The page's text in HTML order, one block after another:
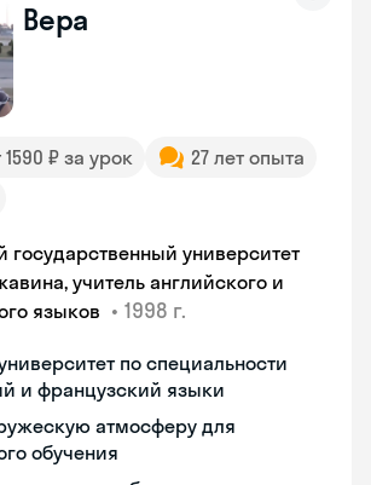
Вера
1590 ₽ за урок
27 лет опыта
государственный университет
учитель английского и
языков • 1998 г.
по специальности
и французский языки
атмосферу для
обучения